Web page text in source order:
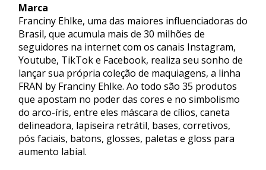
Marca
Franciny Ehlke, uma das maiores influenciadoras do
Brasil, que acumula mais de 30 milhões de
seguidores na internet com os canais Instagram,
Youtube, TikTok e Facebook, realiza seu sonho de
lançar sua própria coleção de maquiagens, a linha
FRAN by Franciny Ehlke. Ao todo são 35 produtos
que apostam no poder das cores e no simbolismo
do arco-íris, entre eles máscara de cílios, caneta
delineadora, lapiseira retrátil, bases, corretivos,
pós faciais, batons, glosses, paletas e gloss para
aumento labial.